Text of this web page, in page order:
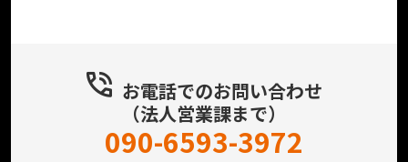
お電話でのお問い合わせ
（法人営業課まで）
090-6593-3972